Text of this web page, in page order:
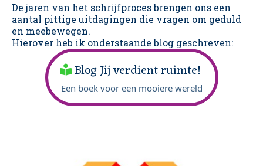
De jaren van het schrijfproces brengen ons een
aantal pittige uitdagingen die vragen om geduld
en meebewegen.
Hierover heb ik onderstaande blog geschreven:
Blog Jij verdient ruimte!
Een boek voor een mooiere wereld